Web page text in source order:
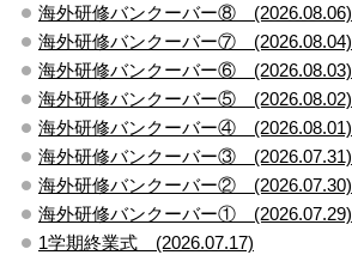
海外研修バンクーバー⑧ (2026.08.06)
海外研修バンクーバー⑦ (2026.08.04)
海外研修バンクーバー⑥ (2026.08.03)
海外研修バンクーバー⑤ (2026.08.02)
海外研修バンクーバー④ (2026.08.01)
海外研修バンクーバー③ (2026.07.31)
海外研修バンクーバー② (2026.07.30)
海外研修バンクーバー① (2026.07.29)
1学期終業式 (2026.07.17)